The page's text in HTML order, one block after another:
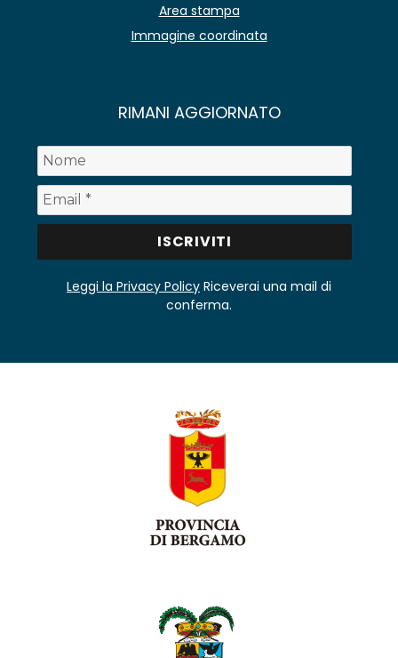
Area stampa
Immagine coordinata
RIMANI AGGIORNATO
Leggi la Privacy Policy Riceverai una mail di
conferma.